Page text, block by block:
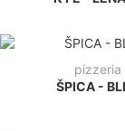
pizzeria
ŠPICA -